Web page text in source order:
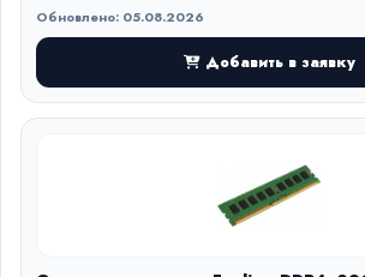
Обновлено: 05.08.2026
Добавить в заявку